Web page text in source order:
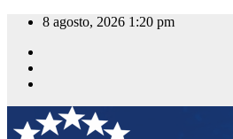
Saltar
contenido
8 agosto, 2026 1:20 pm